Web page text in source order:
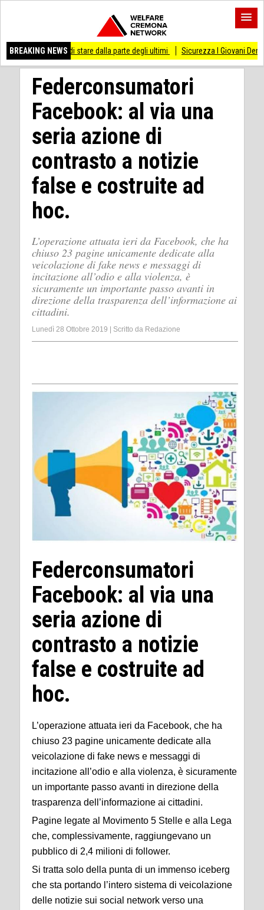
BREAKING NEWS
di stare dalla parte degli ultimi Sicurezza I Giovani Democratici
Federconsumatori
Facebook: al via una
seria azione di
contrasto a notizie
false e costruite ad
hoc.
L’operazione attuata ieri da Facebook, che ha
chiuso 23 pagine unicamente dedicate alla
veicolazione di fake news e messaggi di
incitazione all’odio e alla violenza, è
sicuramente un importante passo avanti in
direzione della trasparenza dell’informazione ai
cittadini.
Lunedì 28 Ottobre 2019 Scritto da Redazione
Federconsumatori
Facebook: al via una
seria azione di
contrasto a notizie
false e costruite ad
hoc.
L’operazione attuata ieri da Facebook, che ha
chiuso 23 pagine unicamente dedicate alla
veicolazione di fake news e messaggi di
incitazione all’odio e alla violenza, è sicuramente
un importante passo avanti in direzione della
trasparenza dell’informazione ai cittadini.
Pagine legate al Movimento 5 Stelle e alla Lega
che, complessivamente, raggiungevano un
pubblico di 2,4 milioni di follower.
Si tratta solo della punta di un immenso iceberg
che sta portando l’intero sistema di veicolazione
delle notizie sui social network verso una